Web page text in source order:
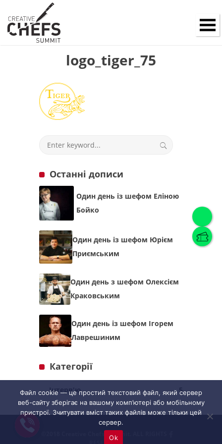
Українська(Українська)
Українська English
logo_tiger_75
Останні дописи
Один день із шефом Еліною
Бойко
Один день із шефом Юрієм
Приємським
Один день з шефом Олексієм
Краковським
Один день із шефом Ігорем
Лаврешиним
Категорії
Інтерв'ю 5
©2018 Creative Chefs Summit. ALL RIGHTS
Файл cookie — це простий текстовий файл, який сервер
веб-сайту зберігає на вашому комп’ютері або мобільному
пристрої. Зчитувати вміст таких файлів може тільки цей
сервер.
Ok